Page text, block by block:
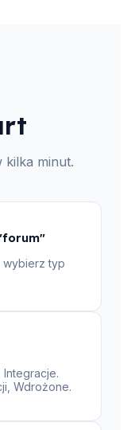
kilka minut.
wybierz typ
Wdrożone.